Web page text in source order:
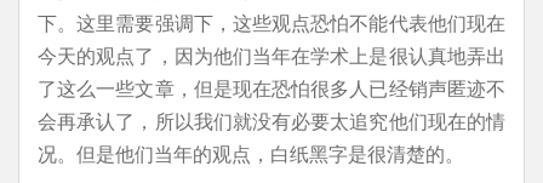
下。这里需要强调下，这些观点恐怕不能代表他们现在
今天的观点了，因为他们当年在学术上是很认真地弄出
了这么一些文章，但是现在恐怕很多人已经销声匿迹不
会再承认了，所以我们就没有必要太追究他们现在的情
况。但是他们当年的观点，白纸黑字是很清楚的。